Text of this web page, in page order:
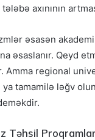
axınının
əsasən
əsaslanır. Qeyd
Amma regional
ya tamamilə ləğv
Təhsil